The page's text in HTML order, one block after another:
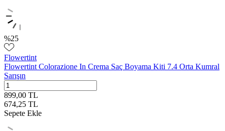
%25
Flowertint
Flowertint Colorazione In Crema Saç Boyama Kiti 7.4 Orta Kumral
Sarışın
899,00 TL
674,25 TL
Sepete Ekle